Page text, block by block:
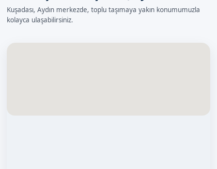
Kuşadası, Aydın merkezde, toplu taşımaya yakın konumumuzla
kolayca ulaşabilirsiniz.